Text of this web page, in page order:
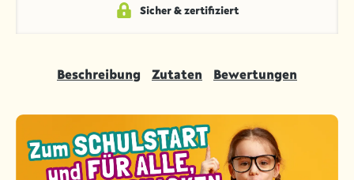
Sicher & zertifiziert
Beschreibung Zutaten Bewertungen